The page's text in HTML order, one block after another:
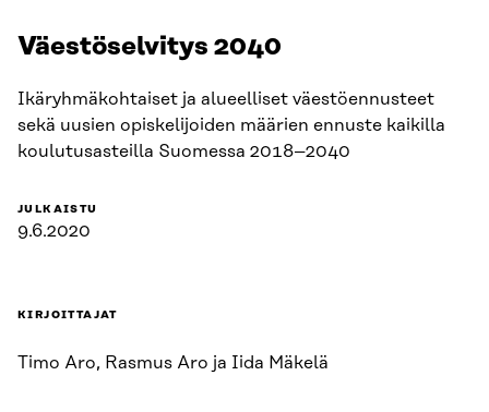
Väestöselvitys 2040
Ikäryhmäkohtaiset ja alueelliset väestöennusteet
sekä uusien opiskelijoiden määrien ennuste kaikilla
koulutusasteilla Suomessa 2018–2040
JULKAISTU
9.6.2020
KIRJOITTAJAT
Timo Aro, Rasmus Aro ja Iida Mäkelä